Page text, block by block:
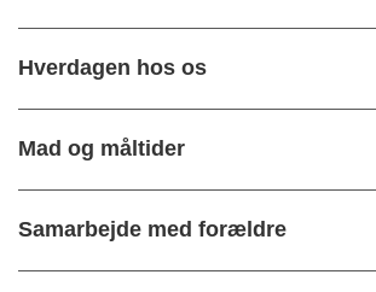
Hverdagen hos os
Mad og måltider
Samarbejde med forældre